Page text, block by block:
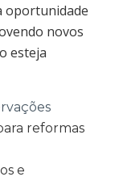
oportunidade
novos
esteja
reformas
e